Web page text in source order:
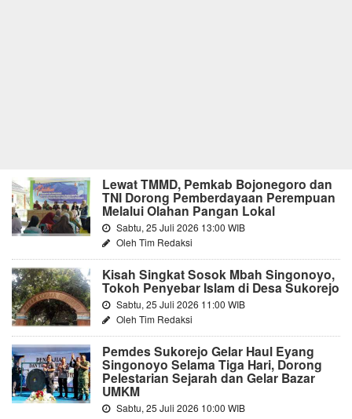
Lewat TMMD, Pemkab Bojonegoro dan
TNI Dorong Pemberdayaan Perempuan
Melalui Olahan Pangan Lokal
Sabtu, 25 Juli 2026 13:00 WIB
Oleh Tim Redaksi
Kisah Singkat Sosok Mbah Singonoyo,
Tokoh Penyebar Islam di Desa Sukorejo
Sabtu, 25 Juli 2026 11:00 WIB
Oleh Tim Redaksi
Pemdes Sukorejo Gelar Haul Eyang
Singonoyo Selama Tiga Hari, Dorong
Pelestarian Sejarah dan Gelar Bazar
UMKM
Sabtu, 25 Juli 2026 10:00 WIB